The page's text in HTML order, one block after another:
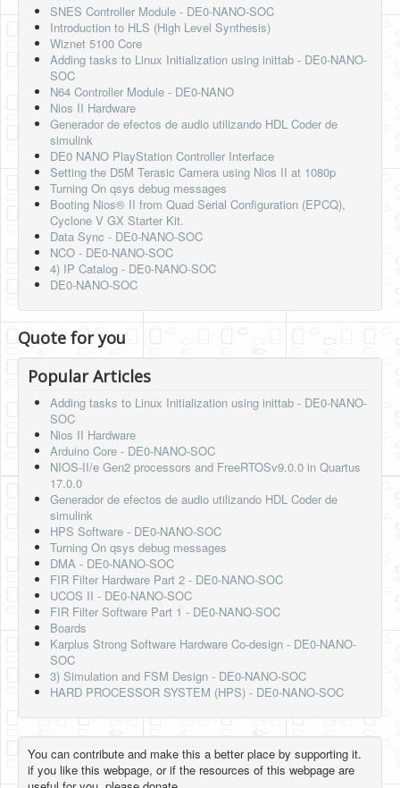
SNES Controller Module - DE0-NANO-SOC
Introduction to HLS (High Level Synthesis)
Wiznet 5100 Core
Adding tasks to Linux Initialization using inittab - DE0-NANO-
SOC
N64 Controller Module - DE0-NANO
Nios II Hardware
Generador de efectos de audio utilizando HDL Coder de
simulink
DE0 NANO PlayStation Controller Interface
Setting the D5M Terasic Camera using Nios II at 1080p
Turning On qsys debug messages
Booting Nios® II from Quad Serial Configuration (EPCQ),
Cyclone V GX Starter Kit.
Data Sync - DE0-NANO-SOC
NCO - DE0-NANO-SOC
4) IP Catalog - DE0-NANO-SOC
DE0-NANO-SOC
Quote for you
Popular Articles
Adding tasks to Linux Initialization using inittab - DE0-NANO-
SOC
Nios II Hardware
Arduino Core - DE0-NANO-SOC
NIOS-II/e Gen2 processors and FreeRTOSv9.0.0 in Quartus
17.0.0
Generador de efectos de audio utilizando HDL Coder de
simulink
HPS Software - DE0-NANO-SOC
Turning On qsys debug messages
DMA - DE0-NANO-SOC
FIR Filter Hardware Part 2 - DE0-NANO-SOC
UCOS II - DE0-NANO-SOC
FIR Filter Software Part 1 - DE0-NANO-SOC
Boards
Karplus Strong Software Hardware Co-design - DE0-NANO-
SOC
3) Simulation and FSM Design - DE0-NANO-SOC
HARD PROCESSOR SYSTEM (HPS) - DE0-NANO-SOC
You can contribute and make this a better place by supporting it.
if you like this webpage, or if the resources of this webpage are